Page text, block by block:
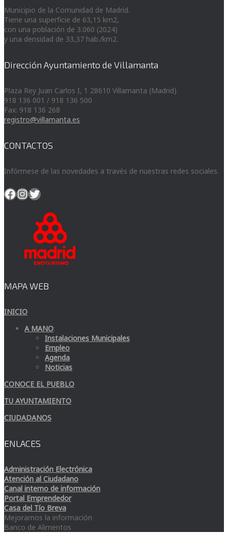
Municipio de la Comunidad de Madrid.
Tiene una superficie de 63,15 km2,
con una población de 3.060 (2024)
y una densidad de 33,37 hab./km2.
Dirección Ayuntamiento de Villamanta
Plaza Rey Juan Carlos I, 1 28610 Villamanta (Madrid)
918 136 001 / 918 136 500
Fax: 918 136 268
registro@villamanta.es
CONTACTOS
Infórmese de las novedades a través de nuestras redes sociales.
Facebook
Instagram
Twitter
MAPA WEB
INICIO
A MANO:
Instalaciones Municipales
Empleo
Agenda
Noticias
CONOCE EL PUEBLO
TU AYUNTAMIENTO
CIUDADANOS
ENLACES
Administración Electrónica
Atención al Ciudadano
Canal interno de información
Portal Emprendedor
Casa del Tío Breva
Mejoramos la información
Banco de Alimentos